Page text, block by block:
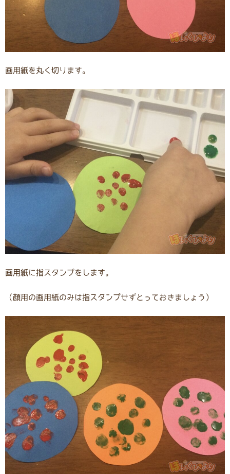
画用紙を丸く切ります。
画用紙に指スタンプをします。
（顔用の画用紙のみは指スタンプせずとっておきましょう）